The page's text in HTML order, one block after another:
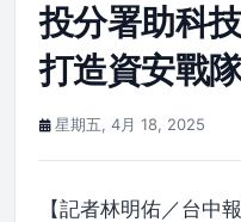
投分署助科
打造資安戰
星期五, 4月 18, 2025
【記者林明佑／台中